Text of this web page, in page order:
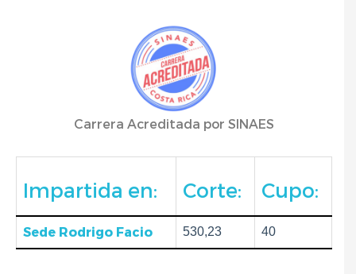
Carrera Acreditada por SINAES
Impartida en: Corte: Cupo:
Sede Rodrigo Facio 530,23 40